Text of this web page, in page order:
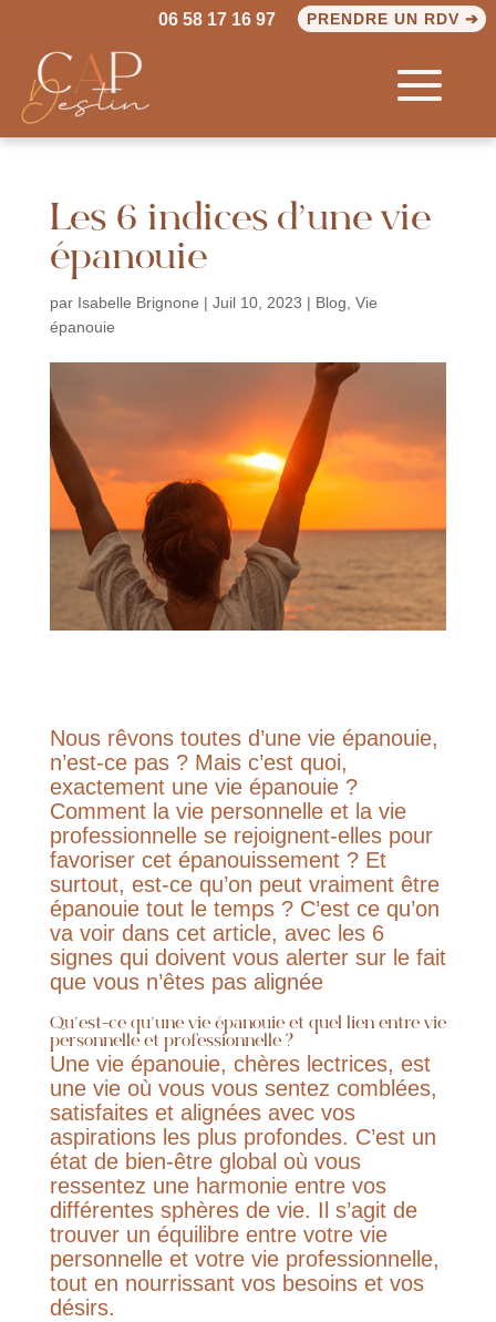
PRENDRE UN RDV ➔
06 58 17 16 97
Les 6 indices d’une vie
épanouie
par Isabelle Brignone | Juil 10, 2023 | Blog, Vie
épanouie
Nous rêvons toutes d’une vie épanouie,
n’est-ce pas ? Mais c’est quoi,
exactement une vie épanouie ?
Comment la vie personnelle et la vie
professionnelle se rejoignent-elles pour
favoriser cet épanouissement ? Et
surtout, est-ce qu’on peut vraiment être
épanouie tout le temps ? C’est ce qu’on
va voir dans cet article, avec les 6
signes qui doivent vous alerter sur le fait
que vous n’êtes pas alignée
Qu’est-ce qu’une vie épanouie et quel lien entre vie
personnelle et professionnelle ?
Une vie épanouie, chères lectrices, est
une vie où vous vous sentez comblées,
satisfaites et alignées avec vos
aspirations les plus profondes. C’est un
état de bien-être global où vous
ressentez une harmonie entre vos
différentes sphères de vie. Il s’agit de
trouver un équilibre entre votre vie
personnelle et votre vie professionnelle,
tout en nourrissant vos besoins et vos
désirs.